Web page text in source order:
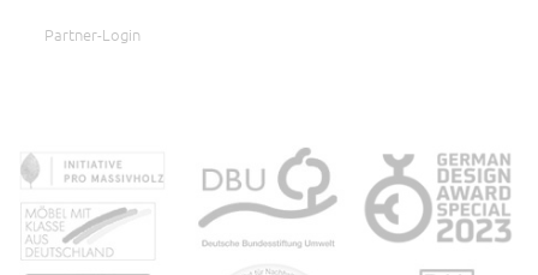
Partner-Login